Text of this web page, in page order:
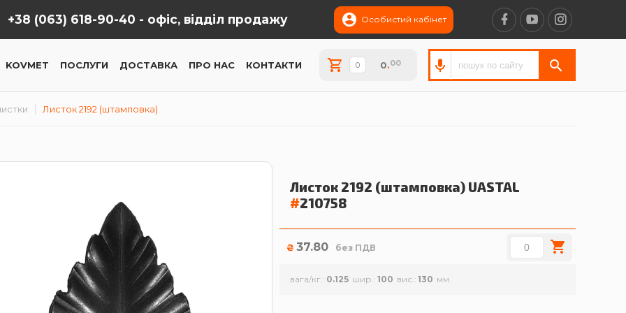
+38 (063) 618-90-40 - офіс, відділ продажу Особистий кабінет
KOVMET ПОСЛУГИ ДОСТАВКА ПРО НАС КОНТАКТИ 0.00
Листок 2192 (штамповка)
Листок 2192 (штамповка) UASTAL
#210758
₴ 37.80 без ПДВ
вага/кг. 0.125 шир. 100 вис. 130